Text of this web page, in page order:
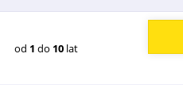
od 1 do 10 lat